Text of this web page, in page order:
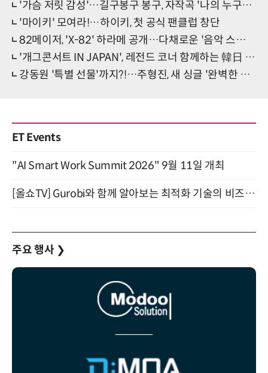
'가슴 저릿 감성'…길구봉구 봉구, 자작곡 '나의 누구에게' 발매
'마이키' 모여라!…하이키, 첫 공식 팬클럽 창단
82메이저, 'X-82' 하라메 공개…다채로운 '음악 스펙트럼'
'개그콘서트 IN JAPAN', 레전드 코너 함께하는 韓日 '웃음 대축제'
강동원 '특별 선물'까지?!…주형진, 새 싱글 '완벽한 하루' 발매
ET Events
"AI Smart Work Summit 2026" 9월 11일 개최
[올쇼TV] Gurobi와 함께 알아보는 최적화 기술의 비즈니스 활용 (8월 20일 생방송)
주요 행사 ❯